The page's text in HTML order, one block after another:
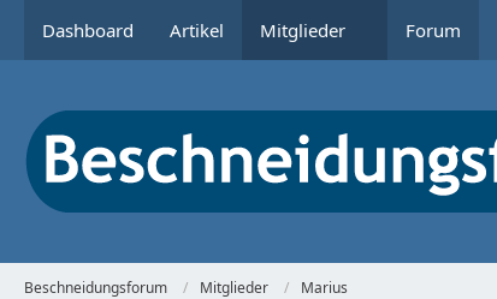
Dashboard Artikel Mitglieder Forum
Beschneidungsforum Mitglieder Marius